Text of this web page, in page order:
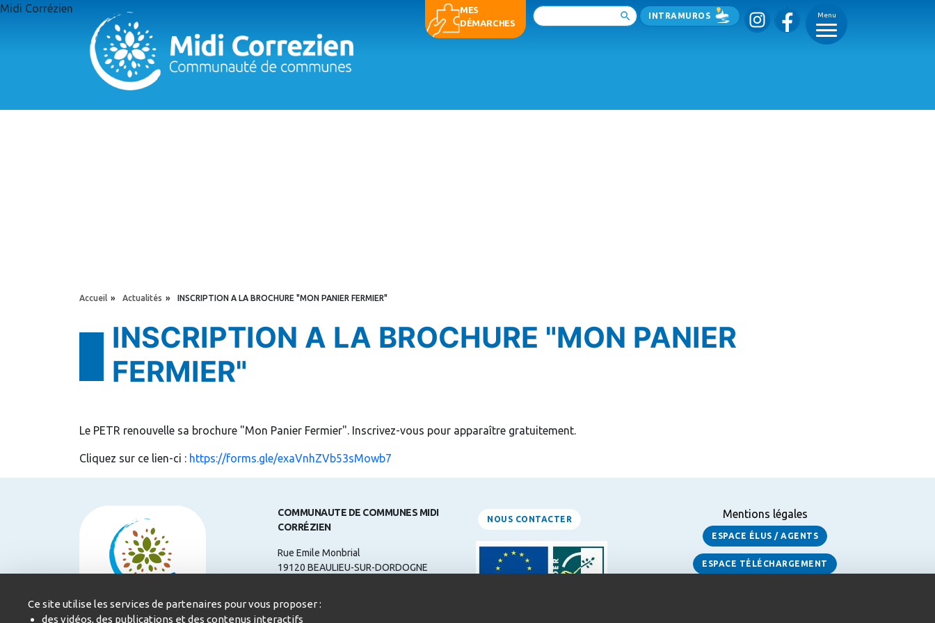
Aller au contenu principal
Midi Corrézien
MES
DÉMARCHES
Rechercher INTRAMUROS
Menu
_
_
YOU ARE HERE
Accueil » Actualités » INSCRIPTION A LA BROCHURE "MON PANIER FERMIER"
INSCRIPTION A LA BROCHURE "MON PANIER
FERMIER"
Le PETR renouvelle sa brochure "Mon Panier Fermier". Inscrivez-vous pour apparaître gratuitement.
Cliquez sur ce lien-ci : https://forms.gle/exaVnhZVb53sMowb7
COMMUNAUTE DE COMMUNES MIDI
CORRÉZIEN
Rue Emile Monbrial
19120 BEAULIEU-SUR-DORDOGNE
Courriel : contact@midicorrezien.com
NOUS CONTACTER Mentions légales
ESPACE ÉLUS / AGENTS
ESPACE TÉLÉCHARGEMENT
Panneau de gestion des cookies
Ce site utilise les services de partenaires pour vous proposer :
des vidéos, des publications et des contenus interactifs